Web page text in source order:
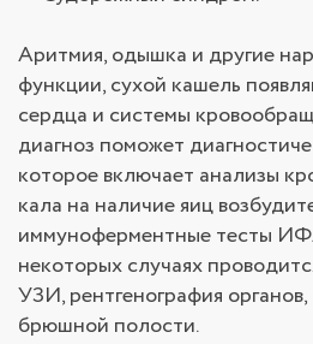
Аритмия, одышка и другие
функции, сухой кашель
сердца и системы
диагноз поможет
которое включает анализы
кала на наличие яиц
иммуноферментные тесты
некоторых случаях
УЗИ, рентгенография
брюшной полости.